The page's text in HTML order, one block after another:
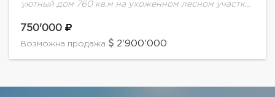
уютный дом 760 кв.м на ухоженном лесном участке
проведены ландшафтные работы, размещена
детская площадка....
750'000
Возможна продажа 2'900'000